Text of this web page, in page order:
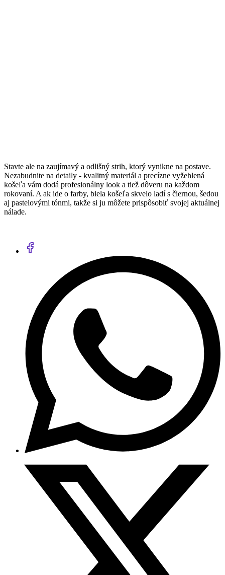
Stavte ale na zaujímavý a odlišný strih, ktorý vynikne na postave.
Nezabudnite na detaily - kvalitný materiál a precízne vyžehlená
košeľa vám dodá profesionálny look a tiež dôveru na každom
rokovaní. A ak ide o farby, biela košeľa skvelo ladí s čiernou, šedou
aj pastelovými tónmi, takže si ju môžete prispôsobiť svojej aktuálnej
nálade.